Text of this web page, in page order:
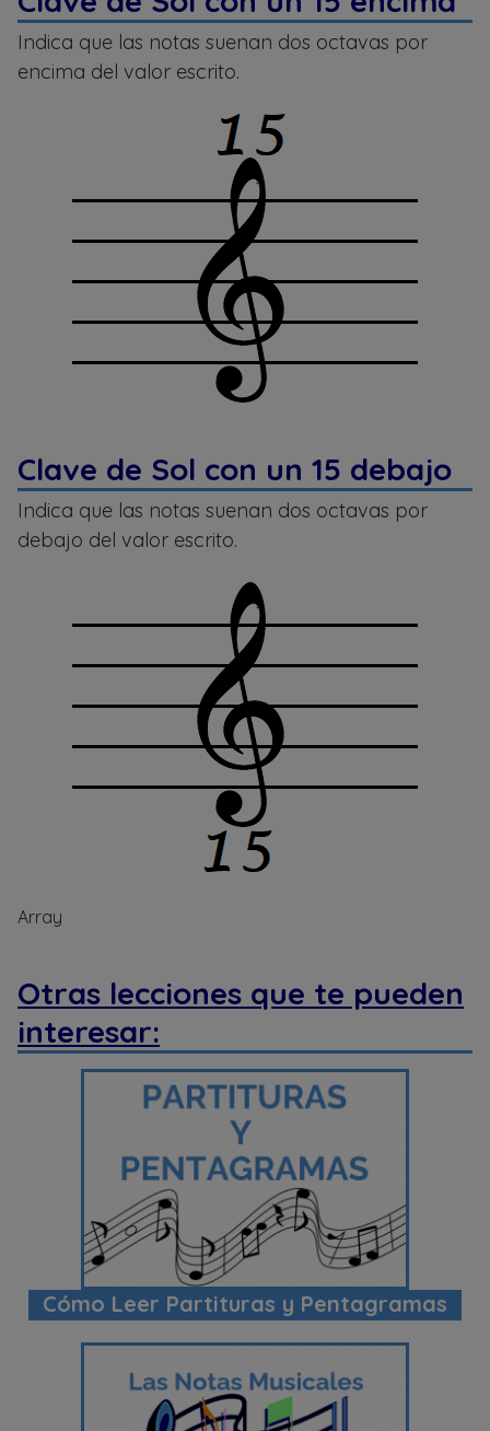
Indica que las notas suenan dos octavas por
encima del valor escrito.
Clave de Sol con un 15 debajo
Indica que las notas suenan dos octavas por
debajo del valor escrito.
Array
Otras lecciones que te pueden
interesar:
Cómo Leer Partituras y Pentagramas